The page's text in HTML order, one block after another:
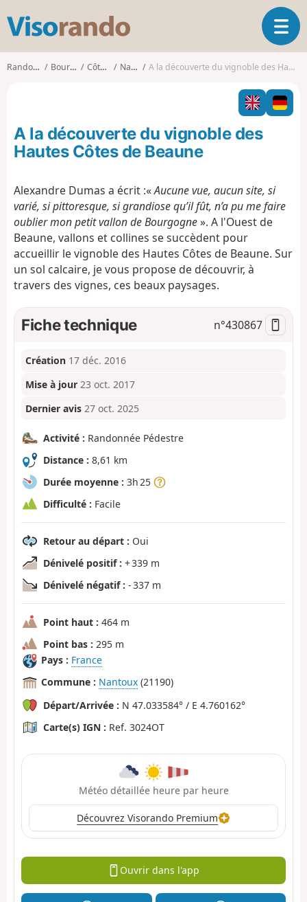
s
o
o
O
u
v
i
r
l
g
i
Randonnées Bourgogne Côte-d'Or Nantoux A la découverte du vignoble des Hautes Côtes de Beaune
A la découverte du vignoble des
Hautes Côtes de Beaune
Alexandre Dumas a écrit :«Aucune vue, aucun site, si
varié, si pittoresque, si grandiose qu’il fût, n’a pu me faire
oublier mon petit vallon de Bourgogne». A l'Ouest de
Beaune, vallons et collines se succèdent pour
accueillir le vignoble des Hautes Côtes de Beaune. Sur
un sol calcaire, je vous propose de découvrir, à
travers des vignes, ces beaux paysages.
Fiche technique n°430867
Création 17 déc. 2016
Mise à jour 23 oct. 2017
Dernier avis 27 oct. 2025
Activité : Randonnée Pédestre
Distance : 8,61 km
Durée moyenne : 3h 25
Difficulté : Facile
Retour au départ : Oui
Dénivelé positif : + 339 m
Dénivelé négatif : - 337 m
Point haut : 464 m
Point bas : 295 m
Pays : France
Commune : Nantoux (21190)
Départ/Arrivée : N 47.033584° / E 4.760162°
Carte(s) IGN : Ref. 3024OT
Météo détaillée heure par heure
Découvrez Visorando Premium
Ouvrir dans l'app